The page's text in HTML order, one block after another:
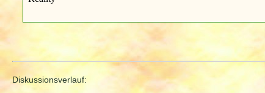
Diskussionsverlauf: